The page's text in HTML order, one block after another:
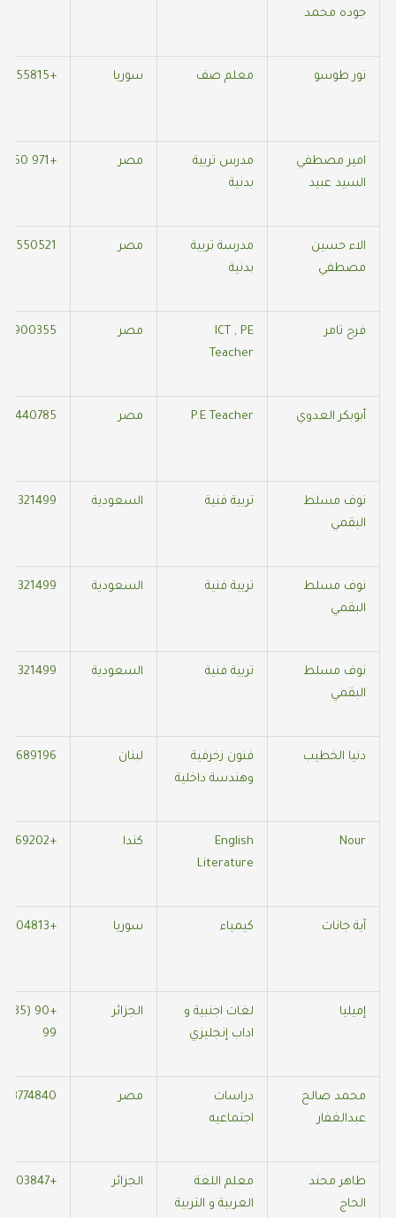
جوده محمد
نور طوسو معلم صف سوريا +905442855815
امير مصطفي
السيد عبيد
مدرس تربية
بدنية
مصر +971 50 765 1505
الاء حسين
مصطفي
مدرسة تربية
بدنية
مصر
فرح تامر
ICT , PE
Teacher
مصر
أبوبكر العدوي P.E Teacher مصر
نوف مسلط
البقمي
تربية فنية السعودية
نوف مسلط
البقمي
تربية فنية السعودية
نوف مسلط
البقمي
تربية فنية السعودية
دنيا الخطيب
فنون زخرفية
وهندسة داخلية
لبنان 55689196
Nour
English
Literature
كندا +966509469202
آية جانات كيمياء سوريا +971566104813
إميليا
لغات اجنبية و
اداب إنجليزي
الجزائر
99
محمد صالح
عبدالغفار
دراسات
اجتماعيه
مصر
طاهر محند
الحاج
معلم اللغة
العربية و التربية
الجزائر +213779803847